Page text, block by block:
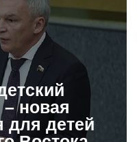
новая
для детей